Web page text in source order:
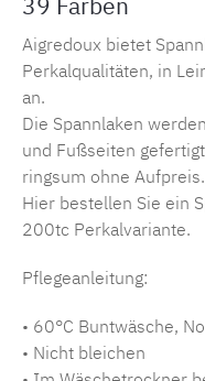
Aigredoux bietet
Perkalqualitäten, in
an.
Die Spannlaken
und Fußseiten
ringsum ohne Aufpreis.
Hier bestellen Sie ein
200tc Perkalvariante.
Pflegeanleitung:
• 60°C Buntwäsche,
• Nicht bleichen